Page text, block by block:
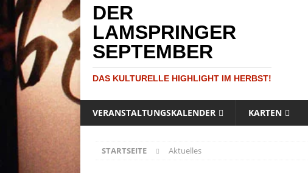
DER
LAMSPRINGER
SEPTEMBER
DAS KULTURELLE HIGHLIGHT IM HERBST!
VERANSTALTUNGSKALENDER KARTEN
STARTSEITE Aktuelles